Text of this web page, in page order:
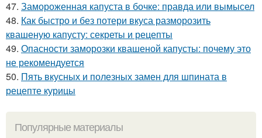
47. Замороженная капуста в бочке: правда или вымысел
48. Как быстро и без потери вкуса разморозить
квашеную капусту: секреты и рецепты
49. Опасности заморозки квашеной капусты: почему это
не рекомендуется
50. Пять вкусных и полезных замен для шпината в
рецепте курицы
Популярные материалы